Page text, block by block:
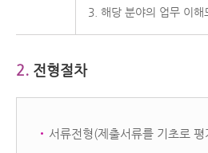
3. 해당 분야의 업무 이해
2. 전형절차
서류전형(제출서류를 기초로